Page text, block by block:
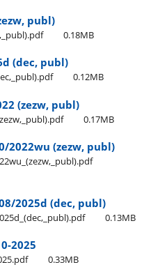
publ)
0.18MB
(dec, publ)
0.12MB
(zezw, publ)
0.17MB
2022wu (zezw, publ)
2025d (dec, publ)
0.13MB
2025
0.33MB